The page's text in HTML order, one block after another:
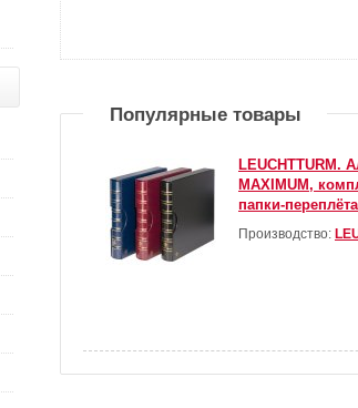
Популярные товары
LEUCHTTURM.
MAXIMUM,
папки-
Производство: